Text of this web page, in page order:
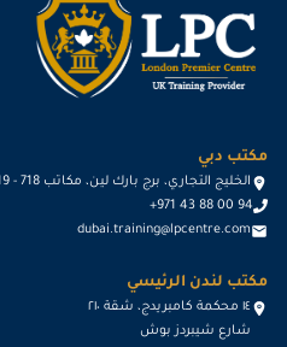
مكتب دبي
الخليج التجاري، برج بارك لين، مكاتب 718 - 719
+971 43 88 00 94
dubai.training@lpcentre.com
مكتب لندن الرئيسي
١٤ محكمة كامبريدج، شقة ٢١٠
شارع شيبردز بوش